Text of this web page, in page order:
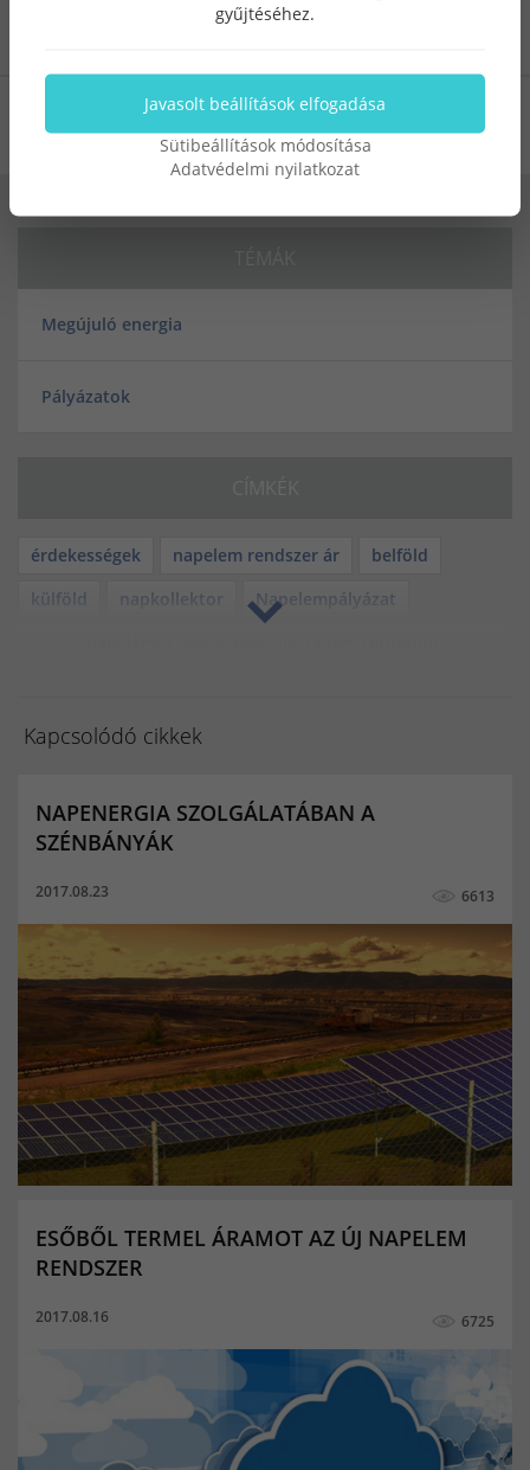
napelem rendszer ár
TÉMÁK
Megújuló energia
Pályázatok
érdekességek napelem rendszer ár
belföld
külföld
napkollektor
Napelempályázat
Kapcsolódó cikkek
NAPENERGIA SZOLGÁLATÁBAN A
SZÉNBÁNYÁK
2017.08.23 6613
ESŐBŐL TERMEL ÁRAMOT AZ ÚJ NAPELEM
RENDSZER
2017.08.16 6725
gyűjtéséhez.
Javasolt beállítások elfogadása
Sütibeállítások módosítása
Adatvédelmi nyilatkozat